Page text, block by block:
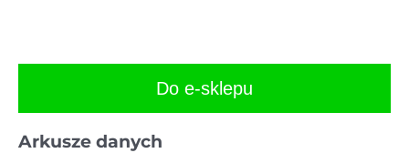
Do e-sklepu
Arkusze danych